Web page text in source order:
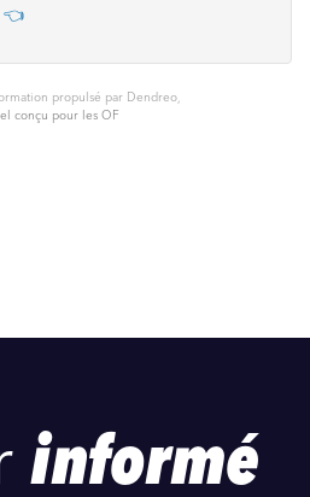
👈
propulsé par Dendreo,
conçu pour les OF
informé